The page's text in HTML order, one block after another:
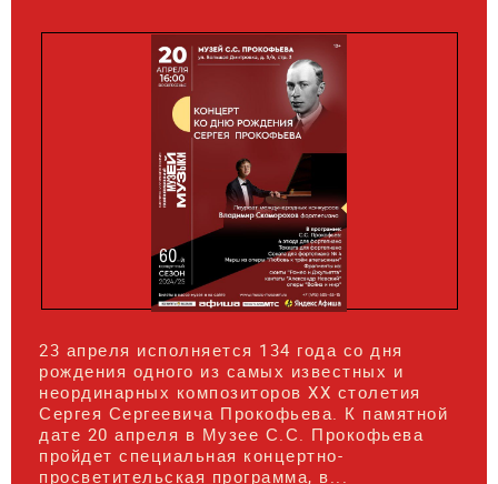
23 апреля исполняется 134 года со дня
рождения одного из самых известных и
неординарных композиторов XX столетия
Сергея Сергеевича Прокофьева. К памятной
дате 20 апреля в Музее С.С. Прокофьева
пройдет специальная концертно-
просветительская программа, в...